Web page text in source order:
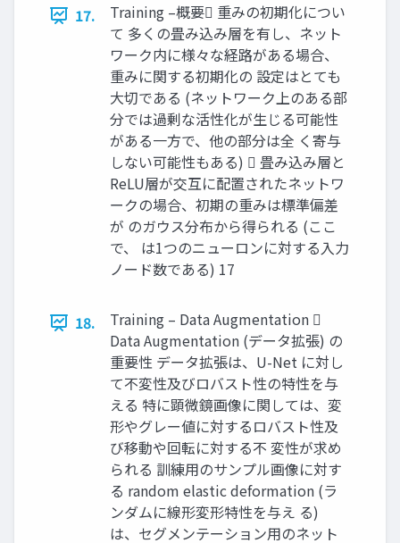
17.
Training –概要 重みの初期化につい
て 多くの畳み込み層を有し、ネット
ワーク内に様々な経路がある場合、
重みに関する初期化の 設定はとても
大切である (ネットワーク上のある部
分では過剰な活性化が生じる可能性
がある一方で、他の部分は全 く寄与
しない可能性もある)  畳み込み層と
ReLU層が交互に配置されたネットワ
ークの場合、初期の重みは標準偏差
が のガウス分布から得られる (ここ
で、 は1つのニューロンに対する入力
ノード数である) 17
18.
Training – Data Augmentation 
Data Augmentation (データ拡張) の
重要性 データ拡張は、U-Net に対し
て不変性及びロバスト性の特性を与
える 特に顕微鏡画像に関しては、変
形やグレー値に対するロバスト性及
び移動や回転に対する不 変性が求め
られる 訓練用のサンプル画像に対す
る random elastic deformation (ラ
ンダムに線形変形特性を与え る)
は、セグメンテーション用のネット